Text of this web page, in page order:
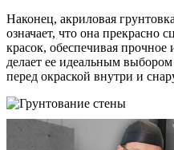
Наконец, акриловая
означает, что она прекрасно
красок, обеспечивая
делает ее идеальным
перед окраской внутри и